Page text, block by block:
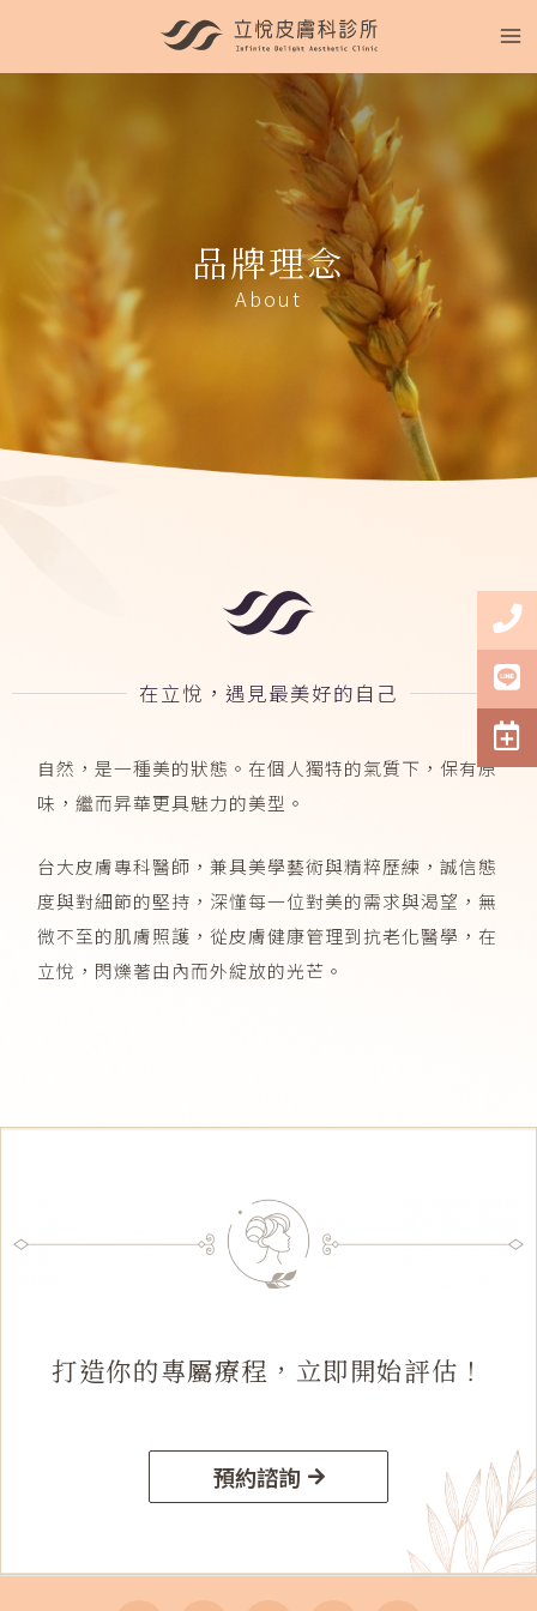
品牌理念
About
在立悅，遇見最美好的自己
自然，是一種美的狀態。在個人獨特的氣質下，保有原
味，繼而昇華更具魅力的美型。
台大皮膚專科醫師，兼具美學藝術與精粹歷練，誠信態
度與對細節的堅持，深懂每一位對美的需求與渴望，無
微不至的肌膚照護，從皮膚健康管理到抗老化醫學，在
立悅，閃爍著由內而外綻放的光芒。
打造你的專屬療程，立即開始評估！
預約諮詢